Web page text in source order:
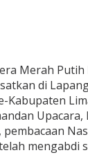
Merah
di
Kabupaten